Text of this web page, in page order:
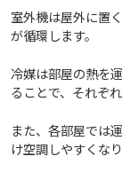
室外機は屋外に置
が循環します。
冷媒は部屋の熱を
ることで、それぞ
また、各部屋では
け空調しやすくなり